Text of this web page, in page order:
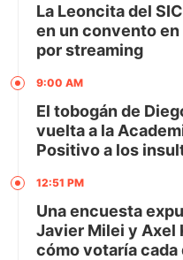
La Leoncita del
en un convento
por streaming
9:00 AM
El tobogán de
vuelta a la
Positivo a los
12:51 PM
Una encuesta
Javier Milei y Axel
cómo votaría